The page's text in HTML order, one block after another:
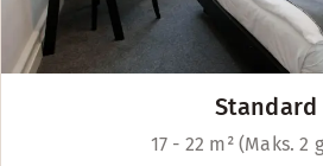
Standard
17 - 22 m² (Maks. 2